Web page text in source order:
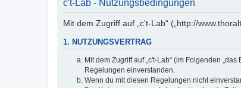
c't-Lab - Nutzungsbedingungen
Mit dem Zugriff auf „c't-Lab“ („http://
1. NUTZUNGSVERTRAG
Mit dem Zugriff auf „c't-Lab“ (im Folgenden
Regelungen einverstanden.
Wenn du mit diesen Regelungen nicht